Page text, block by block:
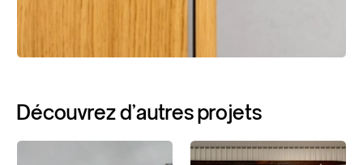
Découvrezd'autresprojets